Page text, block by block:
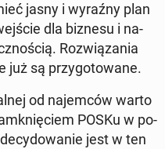
jasny i wyraźny plan
dla biznesu i na­
Roz­wią­za­nia
już są przy­go­to­wa­ne.
od na­jem­ców warto
POSKu w po­
jest w ten